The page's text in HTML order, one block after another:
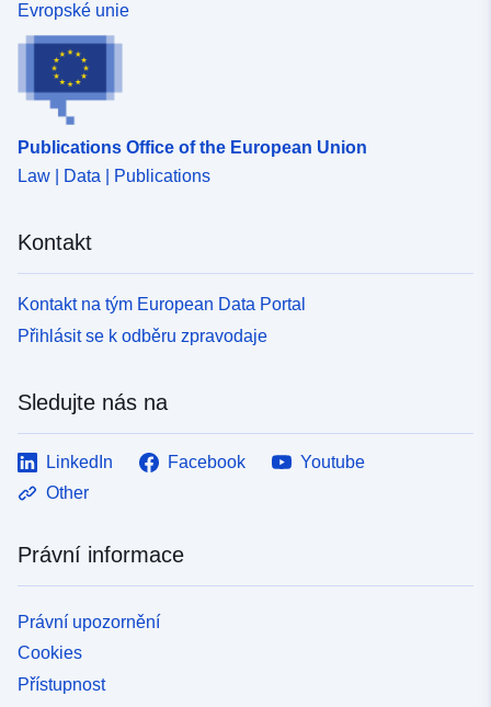
Evropské unie
Publications Office of the European Union
Law | Data | Publications
Kontakt
Kontakt na tým European Data Portal
Přihlásit se k odběru zpravodaje
Sledujte nás na
LinkedIn Facebook
Youtube
Other
Právní informace
Právní upozornění
Cookies
Přístupnost